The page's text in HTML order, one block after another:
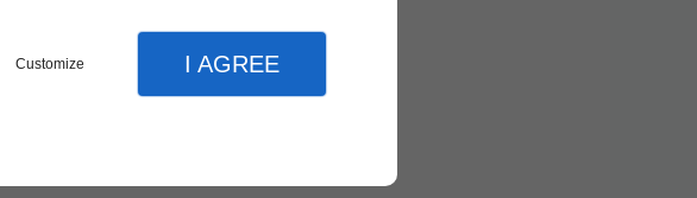
Customize I AGREE